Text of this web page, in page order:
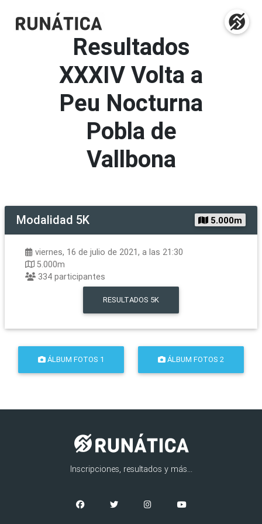
Resultados
XXXIV Volta a
Peu Nocturna
Pobla de
Vallbona
Modalidad 5K 5.000m
viernes, 16 de julio de 2021, a las 21:30
5.000m
334 participantes
RESULTADOS 5K
ÁLBUM FOTOS 1 ÁLBUM FOTOS 2
Inscripciones, resultados y más...